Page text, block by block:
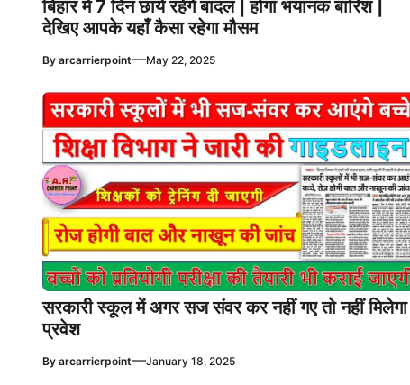
बिहार में 7 दिन छाये रहेंगे बादल | होगा भयानक बारिश |
देखिए आपके यहाँ कैसा रहेगा मौसम
By arcarrierpoint—May 22, 2025
सरकारी स्कूल में अगर सज संवर कर नहीं गए तो नहीं मिलेगा
प्रवेश
By arcarrierpoint—January 18, 2025